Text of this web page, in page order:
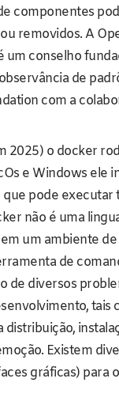
componentes
removidos. A
um conselho
de
com a
2025) o docker
e Windows ele
pode executar
não é uma
um ambiente
de
de diversos
tais
distribuição,
Existem
gráficas) para